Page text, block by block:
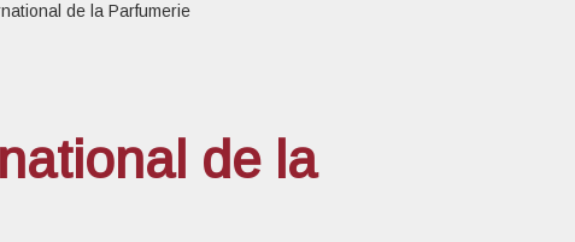
de la Parfumerie
de la